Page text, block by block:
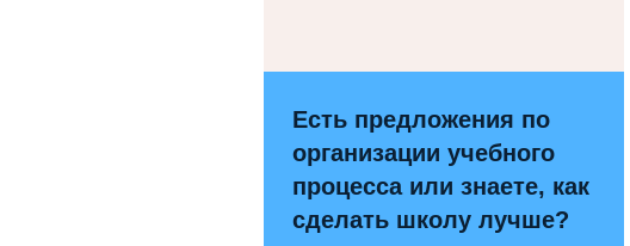
Есть предложения по
организации учебного
процесса или знаете, как
сделать школу лучше?